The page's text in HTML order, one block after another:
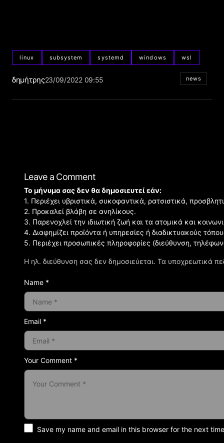
linux subsystem systemd windows wsl
δημήτρης23/09/2022 09:55 news
Leave a Comment
Η ηλ. διεύθυνση σας δεν δημοσιεύεται. Τα υποχρεωτικά
Your Comment *
Το μήνυμα σας δεν θα δημοσιευτεί εάν:
1. Περιέχει υβριστικά, συκοφαντικά, ρατσιστικά,
2. Προκαλεί βλάβη σε ανηλίκους.
3. Παρενοχλεί την ιδιωτική ζωή και τα ατομικά και
4. Διαφημίζει προϊόντα ή υπηρεσίες ή διαδικτυακούς
5. Περιέχει προσωπικές πληροφορίες (διεύθυνση,
Name *
Email *
Save my name and email in this browser for the next